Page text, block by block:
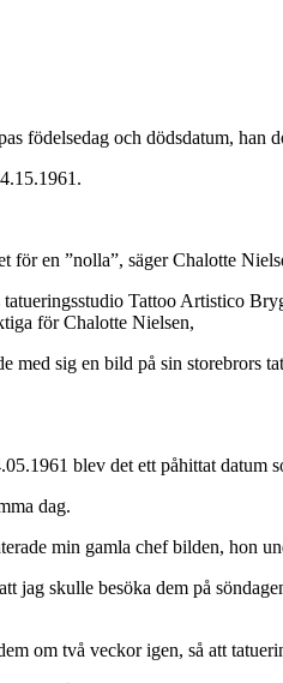
födelsedag och dödsdatum, han
för en ”nolla”, säger Chalotte
Tattoo Artistico
för Chalotte Nielsen,
med sig en bild på sin storebrors
blev det ett påhittat datum
dag.
min gamla chef bilden, hon
jag skulle besöka dem på
om två veckor igen, så att